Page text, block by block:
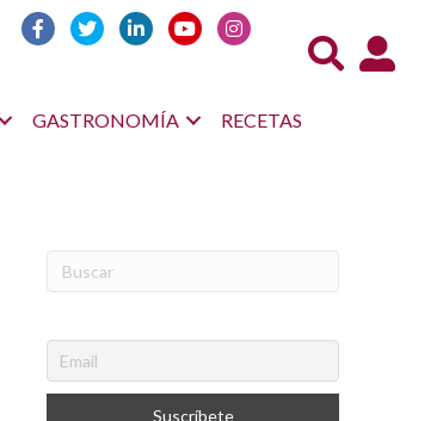
Acceso
GASTRONOMÍA
RECETAS